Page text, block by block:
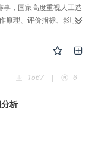
事，国家高度重视人工造
原理、评价指标、影响
的关键，雪花的生长
的核心是通过节流制冷
吸附破碎雾滴成长成雪
下雾滴相变潜热和对
术的优化方向是核子器
进行全方位改进。
| 1567 | 6
析